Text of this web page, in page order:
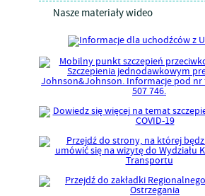
Nasze materiały wideo